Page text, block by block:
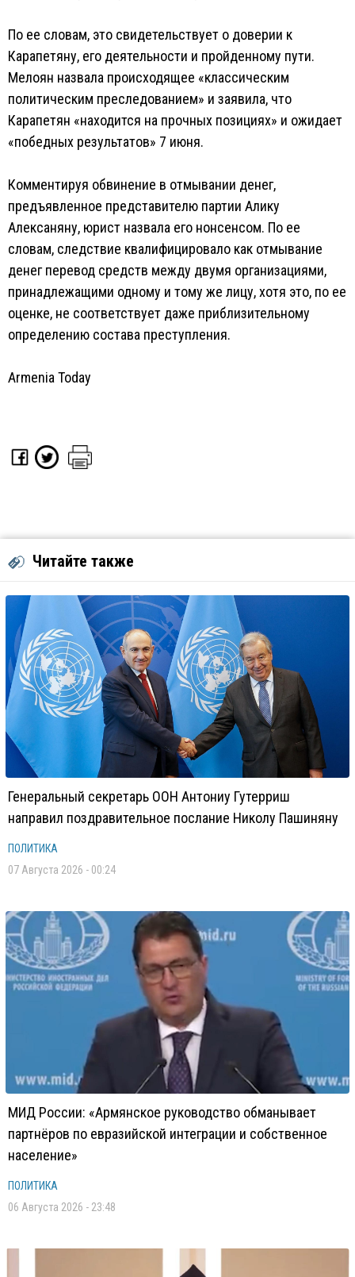
По ее словам, это свидетельствует о доверии к
Карапетяну, его деятельности и пройденному пути.
Мелоян назвала происходящее «классическим
политическим преследованием» и заявила, что
Карапетян «находится на прочных позициях» и ожидает
«победных результатов» 7 июня.
Комментируя обвинение в отмывании денег,
предъявленное представителю партии Алику
Алексаняну, юрист назвала его нонсенсом. По ее
словам, следствие квалифицировало как отмывание
денег перевод средств между двумя организациями,
принадлежащими одному и тому же лицу, хотя это, по ее
оценке, не соответствует даже приблизительному
определению состава преступления.
Armenia Today
Читайте также
Генеральный секретарь ООН Антониу Гутерриш
направил поздравительное послание Николу Пашиняну
ПОЛИТИКА
07 Августа 2026 - 00:24
МИД России: «Армянское руководство обманывает
партнёров по евразийской интеграции и собственное
население»
ПОЛИТИКА
06 Августа 2026 - 23:48